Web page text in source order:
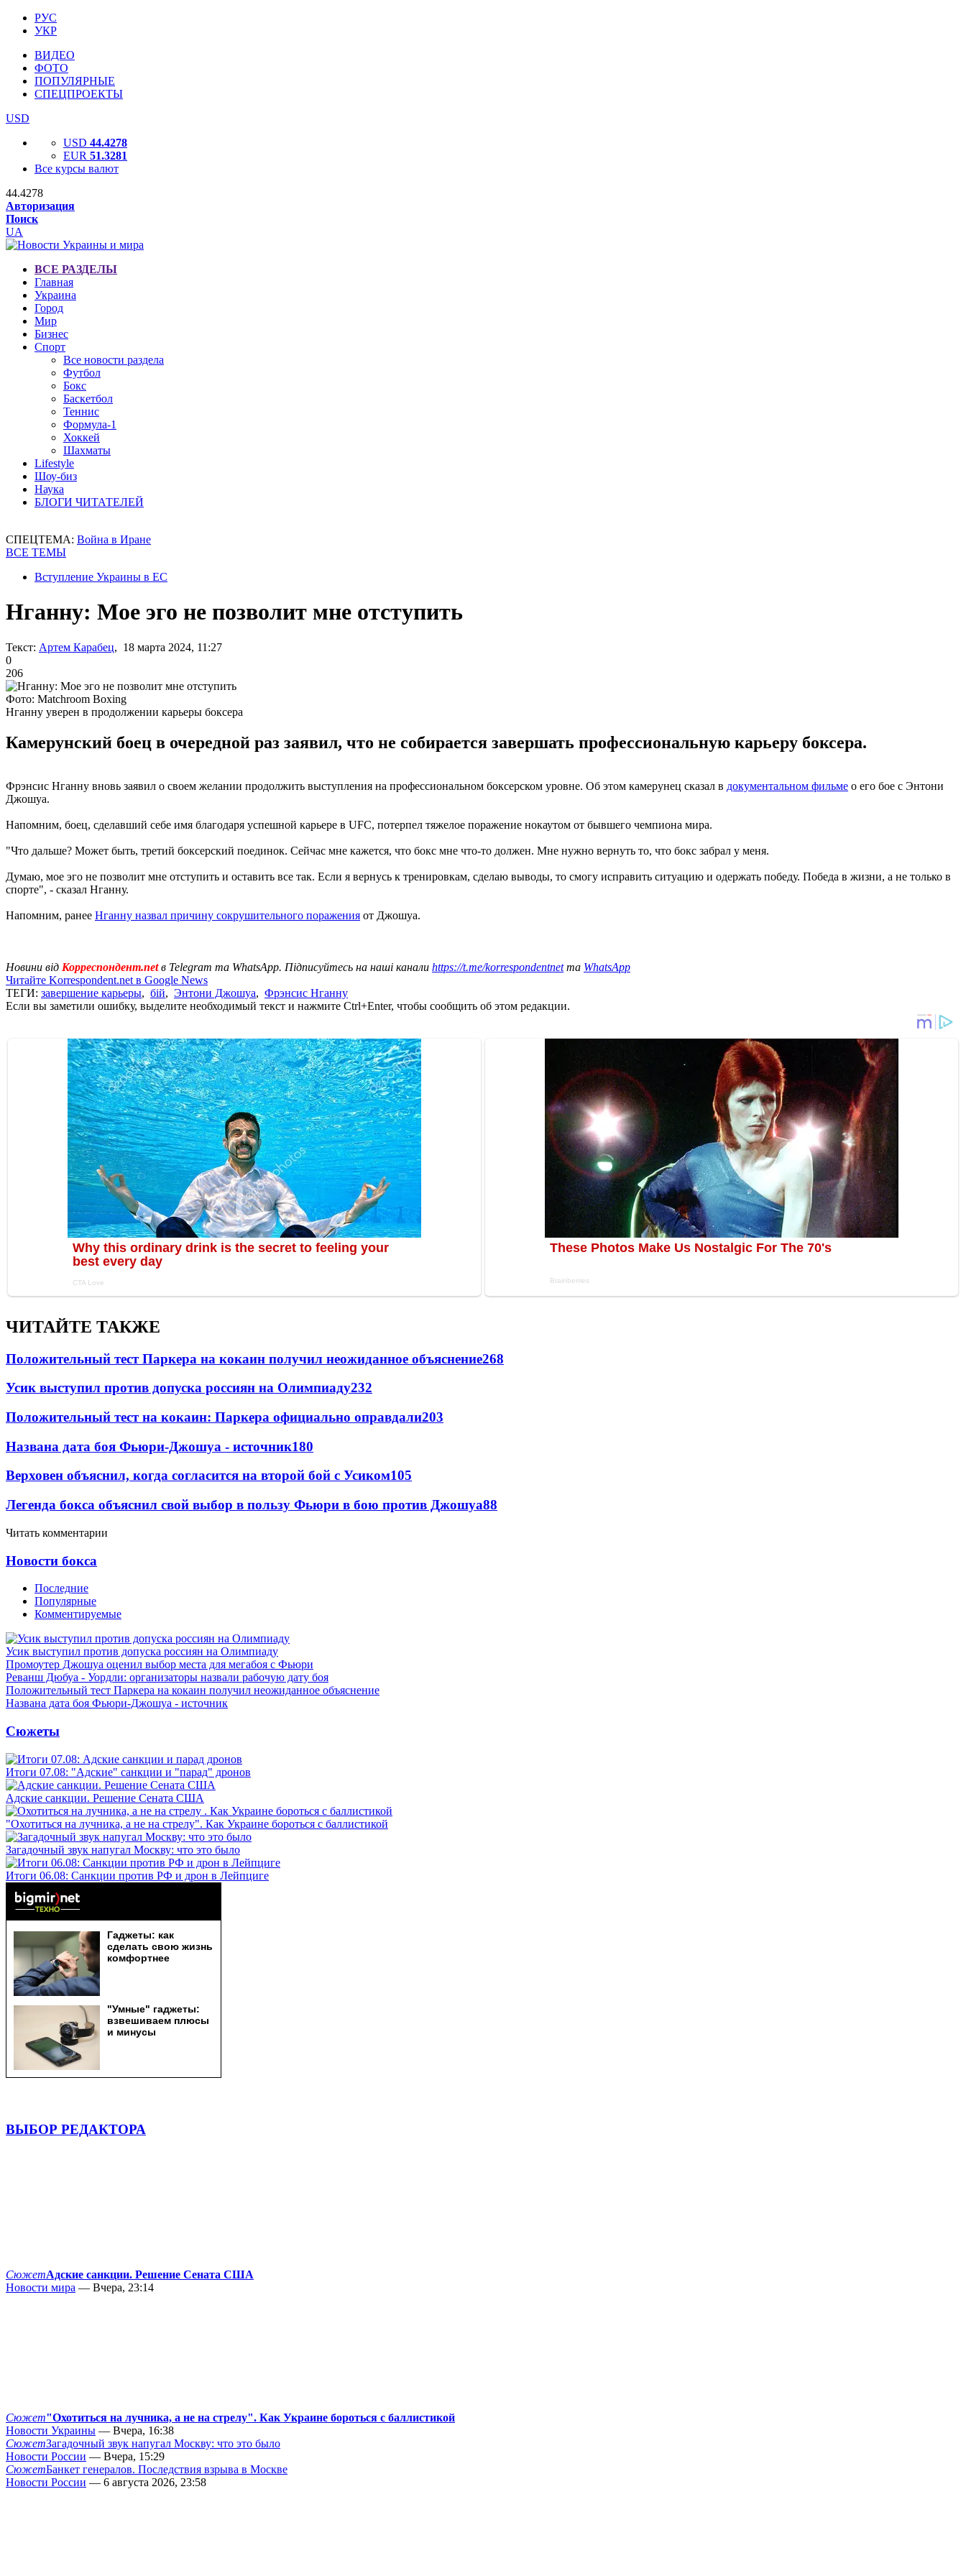
РУС
УКР
ВИДЕО
ФОТО
ПОПУЛЯРНЫЕ
СПЕЦПРОЕКТЫ
USD
USD 44.4278
EUR 51.3281
Все курсы валют
44.4278
Авторизация
Поиск
UA
ВСЕ РАЗДЕЛЫ
Главная
Украина
Город
Мир
Бизнес
Спорт
Все новости раздела
Футбол
Бокс
Баскетбол
Теннис
Формула-1
Хоккей
Шахматы
Lifestyle
Шоу-биз
Наука
БЛОГИ ЧИТАТЕЛЕЙ
СПЕЦТЕМА: Война в Иране
ВСЕ ТЕМЫ
Вступление Украины в ЕС
Нганну: Мое эго не позволит мне отступить
Текст: Артем Карабец, 18 марта 2024, 11:27
0
206
Фото: Matchroom Boxing
Нганну уверен в продолжении карьеры боксера
Камерунский боец в очередной раз заявил, что не собирается завершать профессиональную карьеру боксера.
Фрэнсис Нганну вновь заявил о своем желании продолжить выступления на профессиональном боксерском уровне. Об этом камерунец сказал в документальном фильме о его бое с Энтони
Джошуа.
Напомним, боец, сделавший себе имя благодаря успешной карьере в UFC, потерпел тяжелое поражение нокаутом от бывшего чемпиона мира.
"Что дальше? Может быть, третий боксерский поединок. Сейчас мне кажется, что бокс мне что-то должен. Мне нужно вернуть то, что бокс забрал у меня.
Думаю, мое эго не позволит мне отступить и оставить все так. Если я вернусь к тренировкам, сделаю выводы, то смогу исправить ситуацию и одержать победу. Победа в жизни, а не только в
спорте", - сказал Нганну.
Напомним, ранее Нганну назвал причину сокрушительного поражения от Джошуа.
Новини від Корреспондент.netв Telegram та WhatsApp. Підписуйтесь на наші канали https://t.me/korrespondentnetта WhatsApp
Читайте Korrespondent.net в Google News
ТЕГИ: завершение карьеры, бій, Энтони Джошуа, Фрэнсис Нганну
Если вы заметили ошибку, выделите необходимый текст и нажмите Ctrl+Enter, чтобы сообщить об этом редакции.
ЧИТАЙТЕ ТАКЖЕ
Положительный тест Паркера на кокаин получил неожиданное объяснение268
Усик выступил против допуска россиян на Олимпиаду232
Положительный тест на кокаин: Паркера официально оправдали203
Названа дата боя Фьюри-Джошуа - источник180
Верховен объяснил, когда согласится на второй бой с Усиком105
Легенда бокса объяснил свой выбор в пользу Фьюри в бою против Джошуа88
Читать комментарии
Новости бокса
Последние
Популярные
Комментируемые
Усик выступил против допуска россиян на Олимпиаду
Промоутер Джошуа оценил выбор места для мегабоя с Фьюри
Реванш Дюбуа - Уордли: организаторы назвали рабочую дату боя
Положительный тест Паркера на кокаин получил неожиданное объяснение
Названа дата боя Фьюри-Джошуа - источник
Сюжеты
Итоги 07.08: "Адские" санкции и "парад" дронов
Адские санкции. Решение Сената США
"Охотиться на лучника, а не на стрелу". Как Украине бороться с баллистикой
Загадочный звук напугал Москву: что это было
Итоги 06.08: Санкции против РФ и дрон в Лейпциге
ВЫБОР РЕДАКТОРА
СюжетАдские санкции. Решение Сената США
Новости мира — Вчера, 23:14
Сюжет"Охотиться на лучника, а не на стрелу". Как Украине бороться с баллистикой
Новости Украины — Вчера, 16:38
СюжетЗагадочный звук напугал Москву: что это было
Новости России — Вчера, 15:29
СюжетБанкет генералов. Последствия взрыва в Москве
Новости России — 6 августа 2026, 23:58